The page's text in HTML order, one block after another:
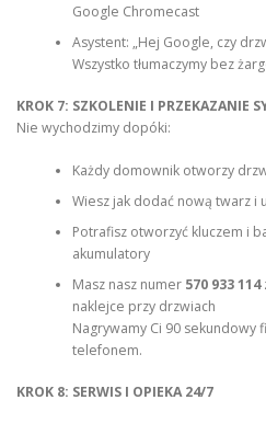
Google Chromecast
Asystent: „Hej Google, czy
Wszystko tłumaczymy bez
KROK 7: SZKOLENIE I PRZEKAZANIE
Nie wychodzimy dopóki:
Każdy domownik otworzy
Wiesz jak dodać nową twarz i
Potrafisz otworzyć kluczem i
akumulatory
Masz nasz numer 570 933 114
naklejce przy drzwiach
Nagrywamy Ci 90 sekundowy
telefonem.
KROK 8: SERWIS I OPIEKA 24/7